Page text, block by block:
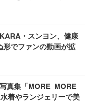
・スンヨン、健康
でファンの動画が拡
真集「MORE MORE
着やランジェリーで美